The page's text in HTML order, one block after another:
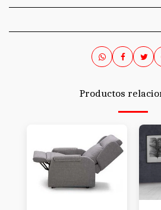
Productos